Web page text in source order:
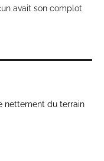
avait son complot
nettement du terrain